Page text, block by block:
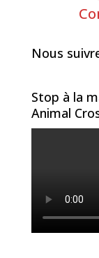
Nous
Stop à la
Animal